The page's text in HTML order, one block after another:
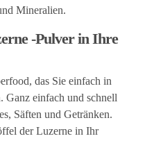
Mineralien.
-Pulver in Ihre
das Sie einfach in
Ganz einfach und schnell
Säften und Getränken.
der Luzerne in Ihr